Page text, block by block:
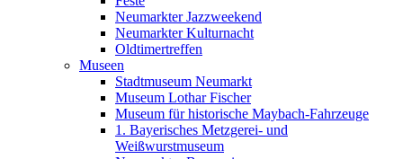
Neumarkter Jazzweekend
Neumarkter Kulturnacht
Oldtimertreffen
Museen
Stadtmuseum Neumarkt
Museum Lothar Fischer
Museum für historische Maybach-Fahrzeuge
1. Bayerisches Metzgerei- und
Weißwurstmuseum